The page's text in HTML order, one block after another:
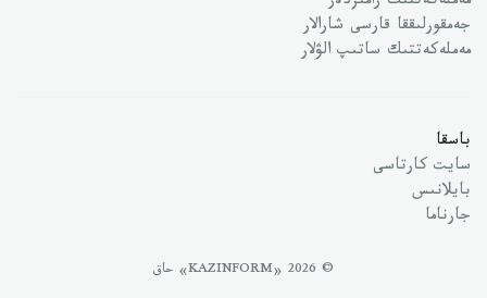
جەمقورلىققا قارسى شارالار
مەملەكەتتىك ساتىپ الۋلار
باسقا
سايت كارتاسى
بايلانىس
جارناما
© 2026 «KAZINFORM» حاق